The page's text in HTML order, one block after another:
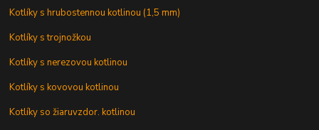
Kotlíky s hrubostennou kotlinou (1,5 mm)
Kotlíky s trojnožkou
Kotlíky s nerezovou kotlinou
Kotlíky s kovovou kotlinou
Kotlíky so žiaruvzdor. kotlinou